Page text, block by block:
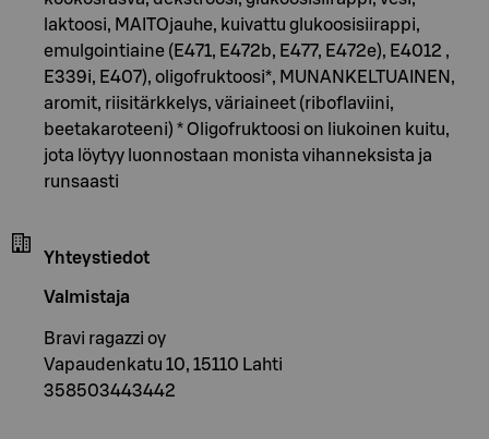
laktoosi, MAITOjauhe, kuivattu glukoosisiirappi,
emulgointiaine (E471, E472b, E477, E472e), E4012 ,
E339i, E407), oligofruktoosi*, MUNANKELTUAINEN,
aromit, riisitärkkelys, väriaineet (riboflaviini,
beetakaroteeni) * Oligofruktoosi on liukoinen kuitu,
jota löytyy luonnostaan ​​monista vihanneksista ja
runsaasti
Yhteystiedot
Valmistaja
Bravi ragazzi oy
Vapaudenkatu 10, 15110 Lahti
358503443442